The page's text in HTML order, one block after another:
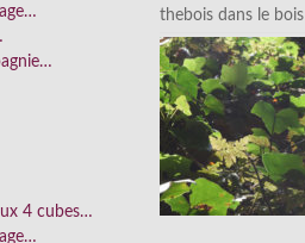
4 cubes…
thebois dans le bois